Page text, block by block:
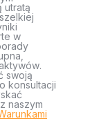
utratą
w
swoją
konsultacji
naszym